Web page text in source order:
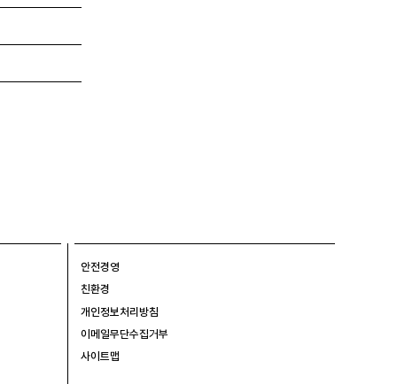
안전경영
친환경
개인정보처리방침
이메일무단수집거부
사이트맵